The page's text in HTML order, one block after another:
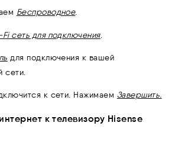
Беспроводное.
Fi сеть для подключения.
для подключения к вашей
сети.
к сети. Нажимаем Завершить.
к телевизору Hisense